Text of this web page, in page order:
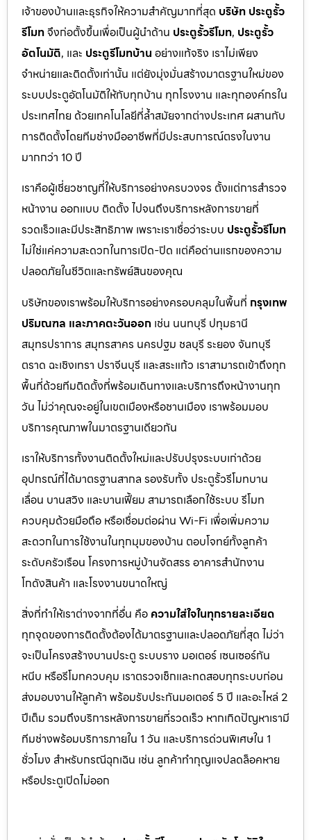
เจ้าของบ้านและธุรกิจให้ความสำคัญมากที่สุด บริษัท ประตูรั้ว
รีโมทจึงก่อตั้งขึ้นเพื่อเป็นผู้นำด้าน ประตูรั้วรีโมท, ประตูรั้ว
อัตโนมัติ, และ ประตูรีโมทบ้าน อย่างแท้จริง เราไม่เพียง
จำหน่ายและติดตั้งเท่านั้น แต่ยังมุ่งมั่นสร้างมาตรฐานใหม่ของ
ระบบประตูอัตโนมัติให้กับทุกบ้าน ทุกโรงงาน และทุกองค์กรใน
ประเทศไทย ด้วยเทคโนโลยีที่ล้ำสมัยจากต่างประเทศ ผสานกับ
การติดตั้งโดยทีมช่างมืออาชีพที่มีประสบการณ์ตรงในงาน
มากกว่า 10 ปี
เราคือผู้เชี่ยวชาญที่ให้บริการอย่างครบวงจร ตั้งแต่การสำรวจ
หน้างาน ออกแบบ ติดตั้ง ไปจนถึงบริการหลังการขายที่
รวดเร็วและมีประสิทธิภาพ เพราะเราเชื่อว่าระบบ ประตูรั้วรีโมท
ไม่ใช่แค่ความสะดวกในการเปิด-ปิด แต่คือด่านแรกของความ
ปลอดภัยในชีวิตและทรัพย์สินของคุณ
บริษัทของเราพร้อมให้บริการอย่างครอบคลุมในพื้นที่ กรุงเทพ
ปริมณฑล และภาคตะวันออก เช่น นนทบุรี ปทุมธานี
สมุทรปราการ สมุทรสาคร นครปฐม ชลบุรี ระยอง จันทบุรี
ตราด ฉะเชิงเทรา ปราจีนบุรี และสระแก้ว เราสามารถเข้าถึงทุก
พื้นที่ด้วยทีมติดตั้งที่พร้อมเดินทางและบริการถึงหน้างานทุก
วัน ไม่ว่าคุณจะอยู่ในเขตเมืองหรือชานเมือง เราพร้อมมอบ
บริการคุณภาพในมาตรฐานเดียวกัน
เราให้บริการทั้งงานติดตั้งใหม่และปรับปรุงระบบเก่าด้วย
อุปกรณ์ที่ได้มาตรฐานสากล รองรับทั้ง ประตูรั้วรีโมทบาน
เลื่อน บานสวิง และบานเฟี้ยม สามารถเลือกใช้ระบบ รีโมท
ควบคุมด้วยมือถือ หรือเชื่อมต่อผ่าน Wi-Fi เพื่อเพิ่มความ
สะดวกในการใช้งานในทุกมุมของบ้าน ตอบโจทย์ทั้งลูกค้า
ระดับครัวเรือน โครงการหมู่บ้านจัดสรร อาคารสำนักงาน
โกดังสินค้า และโรงงานขนาดใหญ่
สิ่งที่ทำให้เราต่างจากที่อื่น คือ ความใส่ใจในทุกรายละเอียด
ทุกจุดของการติดตั้งต้องได้มาตรฐานและปลอดภัยที่สุด ไม่ว่า
จะเป็นโครงสร้างบานประตู ระบบราง มอเตอร์ เซนเซอร์กัน
หนีบ หรือรีโมทควบคุม เราตรวจเช็กและทดสอบทุกระบบก่อน
ส่งมอบงานให้ลูกค้า พร้อมรับประกันมอเตอร์ 5 ปี และอะไหล่ 2
ปีเต็ม รวมถึงบริการหลังการขายที่รวดเร็ว หากเกิดปัญหาเรามี
ทีมช่างพร้อมบริการภายใน 1 วัน และบริการด่วนพิเศษใน 1
ชั่วโมง สำหรับกรณีฉุกเฉิน เช่น ลูกค้าทำกุญแจปลดล็อคหาย
หรือประตูเปิดไม่ออก